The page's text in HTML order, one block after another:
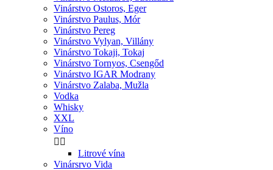
Vinárstvo Ostoros, Eger
Vinárstvo Paulus, Mór
Vinárstvo Pereg
Vinárstvo Vylyan, Villány
Vinárstvo Tokaji, Tokaj
Vinárstvo Tornyos, Csengőd
Vinárstvo IGAR Modrany
Vinárstvo Zalaba, Mužla
Vodka
Whisky
XXL
Víno
 
Litrové vína
Vinársrvo Vida